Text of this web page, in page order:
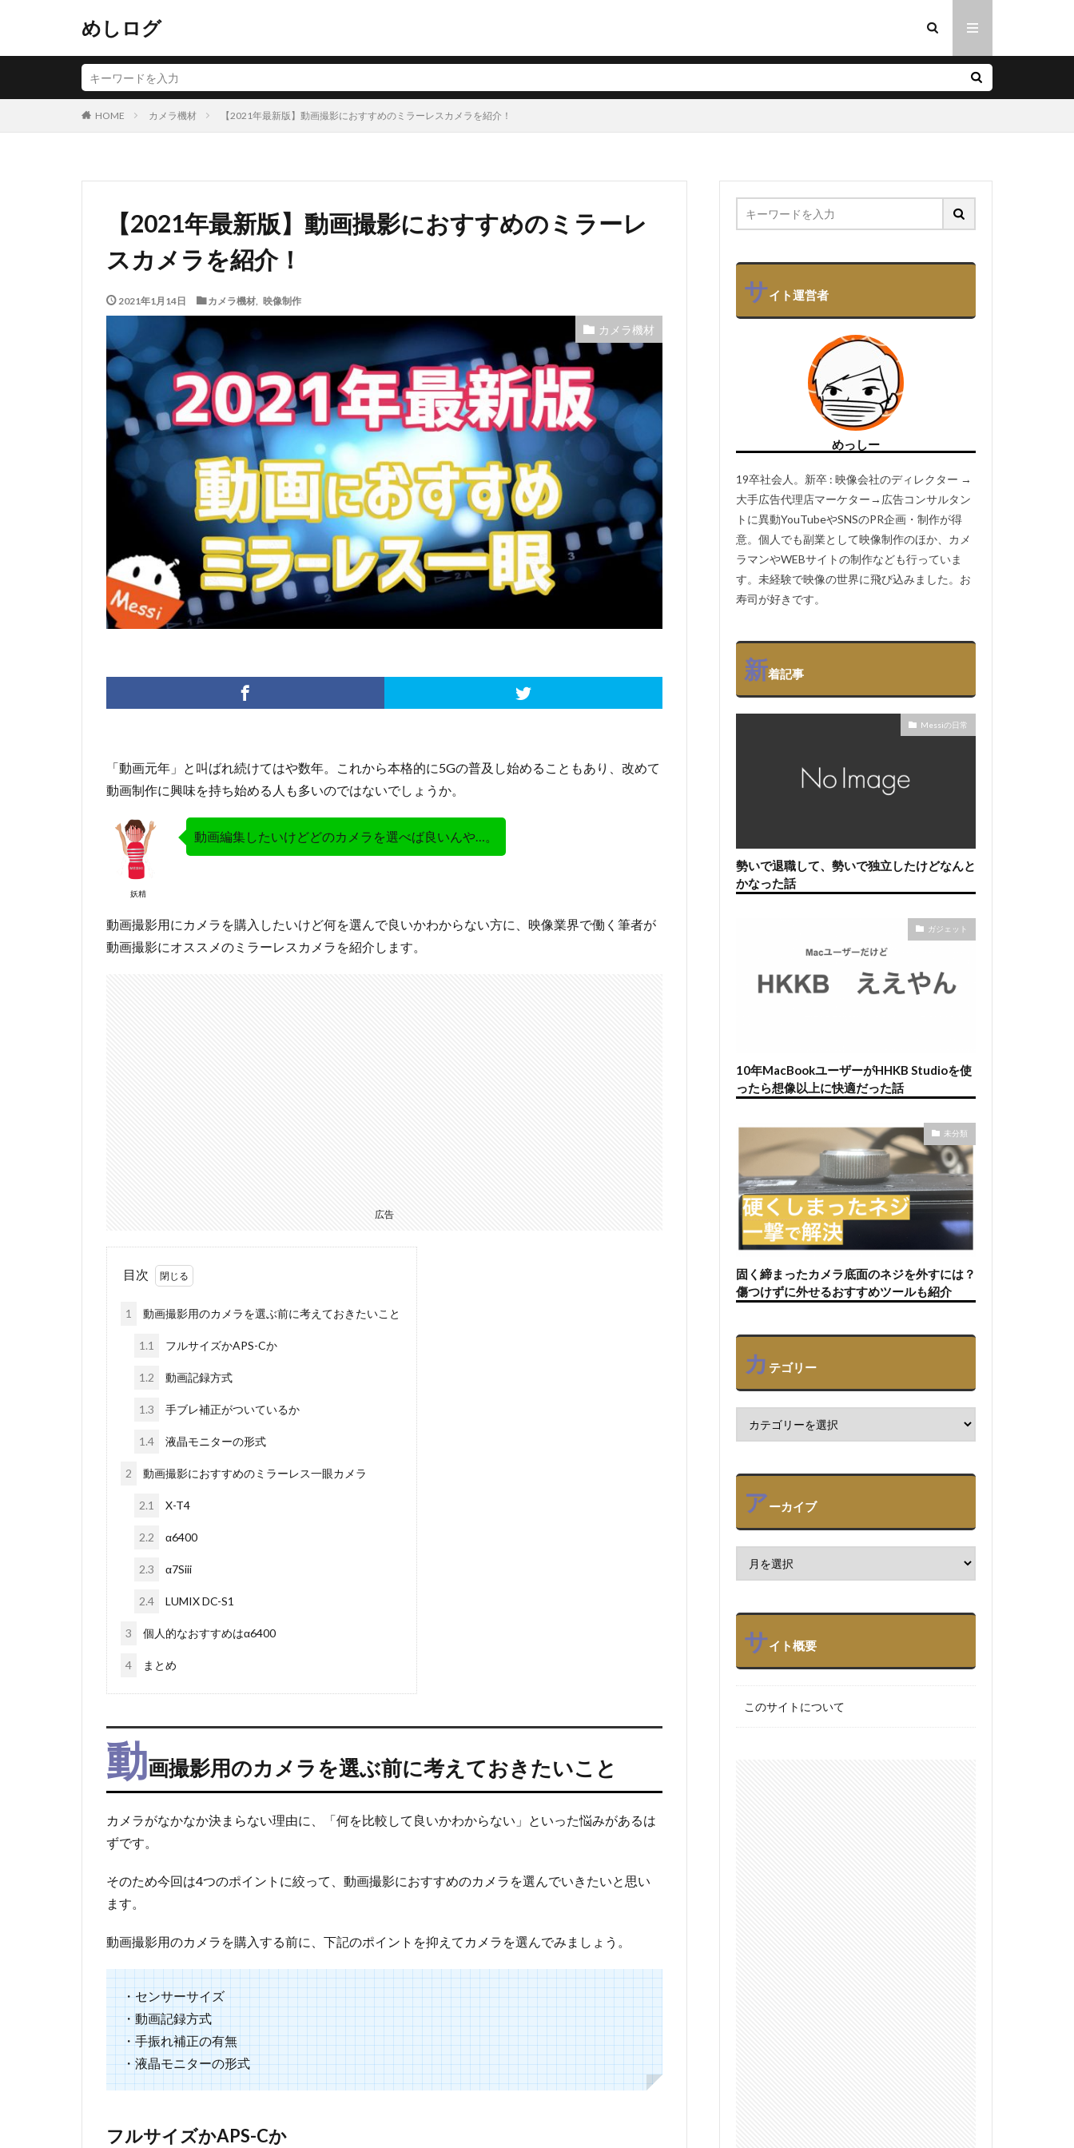
めしログ
HOME カメラ機材 【2021年最新版】動画撮影におすすめのミラーレスカメラを紹介！
【2021年最新版】動画撮影におすすめのミラーレ
スカメラを紹介！
2021年1月14日 カメラ機材 映像制作
カメラ機材
「動画元年」と叫ばれ続けてはや数年。これから本格的に5Gの普及し始めることもあり、改めて
動画制作に興味を持ち始める人も多いのではないでしょうか。
妖精
動画編集したいけどどのカメラを選べば良いんや…。
動画撮影用にカメラを購入したいけど何を選んで良いかわからない方に、映像業界で働く筆者が
動画撮影にオススメのミラーレスカメラを紹介します。
広告
目次
1 動画撮影用のカメラを選ぶ前に考えておきたいこと
1.1 フルサイズかAPS-Cか
1.2 動画記録方式
1.3 手ブレ補正がついているか
1.4 液晶モニターの形式
2 動画撮影におすすめのミラーレス一眼カメラ
2.1 X-T4
2.2 α6400
2.3 α7Siii
2.4 LUMIX DC-S1
3 個人的なおすすめはα6400
4 まとめ
動画撮影用のカメラを選ぶ前に考えておきたいこと
カメラがなかなか決まらない理由に、「何を比較して良いかわからない」といった悩みがあるは
ずです。
そのため今回は4つのポイントに絞って、動画撮影におすすめのカメラを選んでいきたいと思い
ます。
動画撮影用のカメラを購入する前に、下記のポイントを抑えてカメラを選んでみましょう。
・センサーサイズ
・動画記録方式
・手振れ補正の有無
・液晶モニターの形式
フルサイズかAPS-Cか
サイト運営者
めっしー
19卒社会人。新卒 : 映像会社のディレクター →
大手広告代理店マーケター→広告コンサルタン
トに異動YouTubeやSNSのPR企画・制作が得
意。個人でも副業として映像制作のほか、カメ
ラマンやWEBサイトの制作なども行っていま
す。未経験で映像の世界に飛び込みました。お
寿司が好きです。
新着記事
Messiの日常
勢いで退職して、勢いで独立したけどなんと
かなった話
ガジェット
10年MacBookユーザーがHHKB Studioを使
ったら想像以上に快適だった話
未分類
固く締まったカメラ底面のネジを外すには？
傷つけずに外せるおすすめツールも紹介
カ テゴリー
アーカイブ
サイト概要
このサイトについて